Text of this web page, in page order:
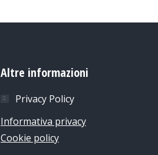
Altre informazioni
Privacy Policy
Informativa privacy
Cookie policy